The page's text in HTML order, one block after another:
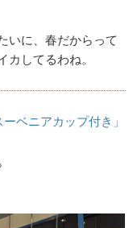
いに、春だからって
してるわね。
ベニアカップ付き」